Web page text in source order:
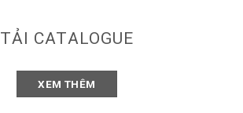
TẢI CATALOGUE
XEM THÊM